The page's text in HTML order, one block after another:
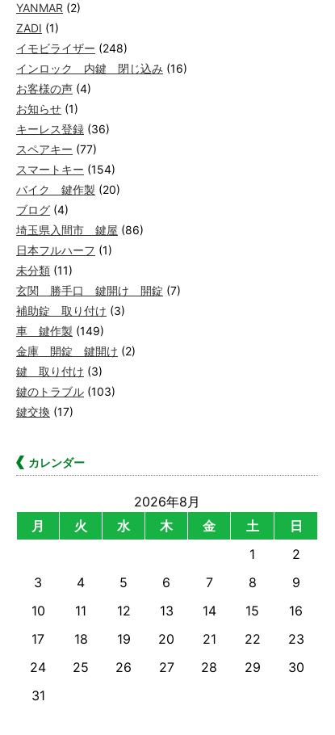
YANMAR (2)
ZADI (1)
イモビライザー (248)
インロック 内鍵 閉じ込み (16)
お客様の声 (4)
お知らせ (1)
キーレス登録 (36)
スペアキー (77)
スマートキー (154)
バイク 鍵作製 (20)
ブログ (4)
埼玉県入間市 鍵屋 (86)
日本フルハーフ (1)
未分類 (11)
玄関 勝手口 鍵開け 開錠 (7)
補助錠 取り付け (3)
車 鍵作製 (149)
金庫 開錠 鍵開け (2)
鍵 取り付け (3)
鍵のトラブル (103)
鍵交換 (17)
カレンダー
2026年8月
月
火 水 木 金 土
日
1
2
3
4 5 6 7 8
9
10
11 12 13 14 15
16
17
18 19 20 21 22
23
24
25 26 27 28 29
30
31